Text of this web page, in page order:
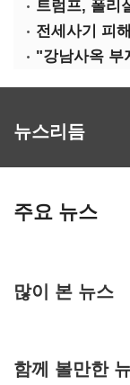
"강남사옥
뉴스리듬
주요 뉴스
많이 본 뉴스
함께 볼만한